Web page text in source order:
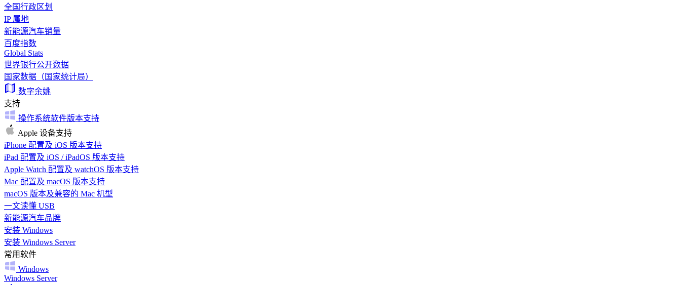
全国行政区划
IP 属地
新能源汽车销量
百度指数
Global Stats
世界银行公开数据
国家数据（国家统计局）
数字余姚
支持
操作系统软件版本支持
Apple 设备支持
iPhone 配置及 iOS 版本支持
iPad 配置及 iOS / iPadOS 版本支持
Apple Watch 配置及 watchOS 版本支持
Mac 配置及 macOS 版本支持
macOS 版本及兼容的 Mac 机型
一文读懂 USB
新能源汽车品牌
安装 Windows
安装 Windows Server
常用软件
Windows
Windows Server